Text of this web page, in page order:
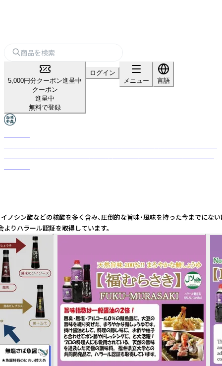
5,000円分クーポン進呈中
クーポン
進呈中
無料で登録
ログイン
メニュー
言語
酸などの核酸を多く含み、圧倒的な旨味・風味を持った今まで
りハラール認証を取得しています。